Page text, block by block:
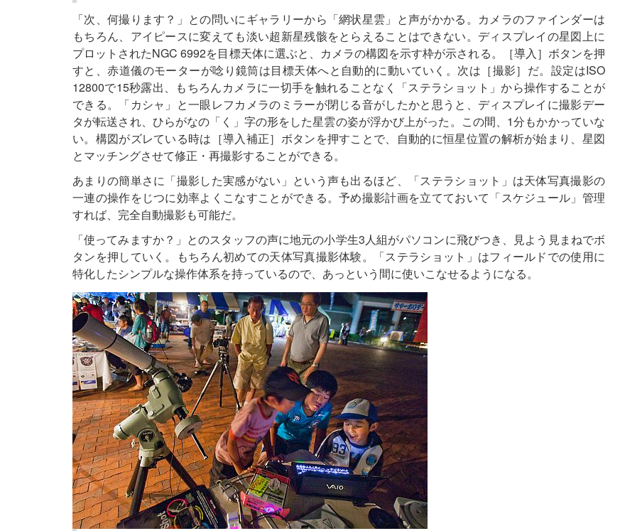
「次、何撮ります？」との問いにギャラリーから「網状星雲」と声がかかる。カメラのファインダーは
もちろん、アイピースに変えても淡い超新星残骸をとらえることはできない。ディスプレイの星図上に
プロットされたNGC 6992を目標天体に選ぶと、カメラの構図を示す枠が示される。［導入］ボタンを押
すと、赤道儀のモーターが唸り鏡筒は目標天体へと自動的に動いていく。次は［撮影］だ。設定はISO
12800で15秒露出、もちろんカメラに一切手を触れることなく「ステラショット」から操作することが
できる。「カシャ」と一眼レフカメラのミラーが閉じる音がしたかと思うと、ディスプレイに撮影デー
タが転送され、ひらがなの「く」字の形をした星雲の姿が浮かび上がった。この間、1分もかかっていな
い。構図がズレている時は［導入補正］ボタンを押すことで、自動的に恒星位置の解析が始まり、星図
とマッチングさせて修正・再撮影することができる。
あまりの簡単さに「撮影した実感がない」という声も出るほど、「ステラショット」は天体写真撮影の
一連の操作をじつに効率よくこなすことができる。予め撮影計画を立てておいて「スケジュール」管理
すれば、完全自動撮影も可能だ。
「使ってみますか？」とのスタッフの声に地元の小学生3人組がパソコンに飛びつき、見よう見まねでボ
タンを押していく。もちろん初めての天体写真撮影体験。「ステラショット」はフィールドでの使用に
特化したシンプルな操作体系を持っているので、あっという間に使いこなせるようになる。